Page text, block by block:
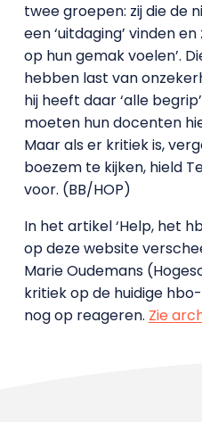
twee groepen: zij die de
een ‘uitdaging’ vinden
op hun gemak voelen’.
hebben last van
hij heeft daar ‘alle
moeten hun docenten
Maar als er kritiek is,
boezem te kijken, hield
voor. (BB/HOP)
In het artikel ‘Help, het
op deze website
Marie Oudemans
kritiek op de huidige
nog op reageren. Zie